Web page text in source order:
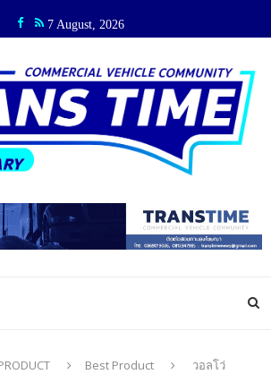
7 August, 2026
Best Product
วอลโว่